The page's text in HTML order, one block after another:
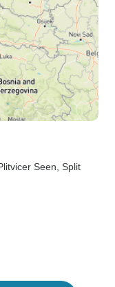
Plitvicer Seen , Split